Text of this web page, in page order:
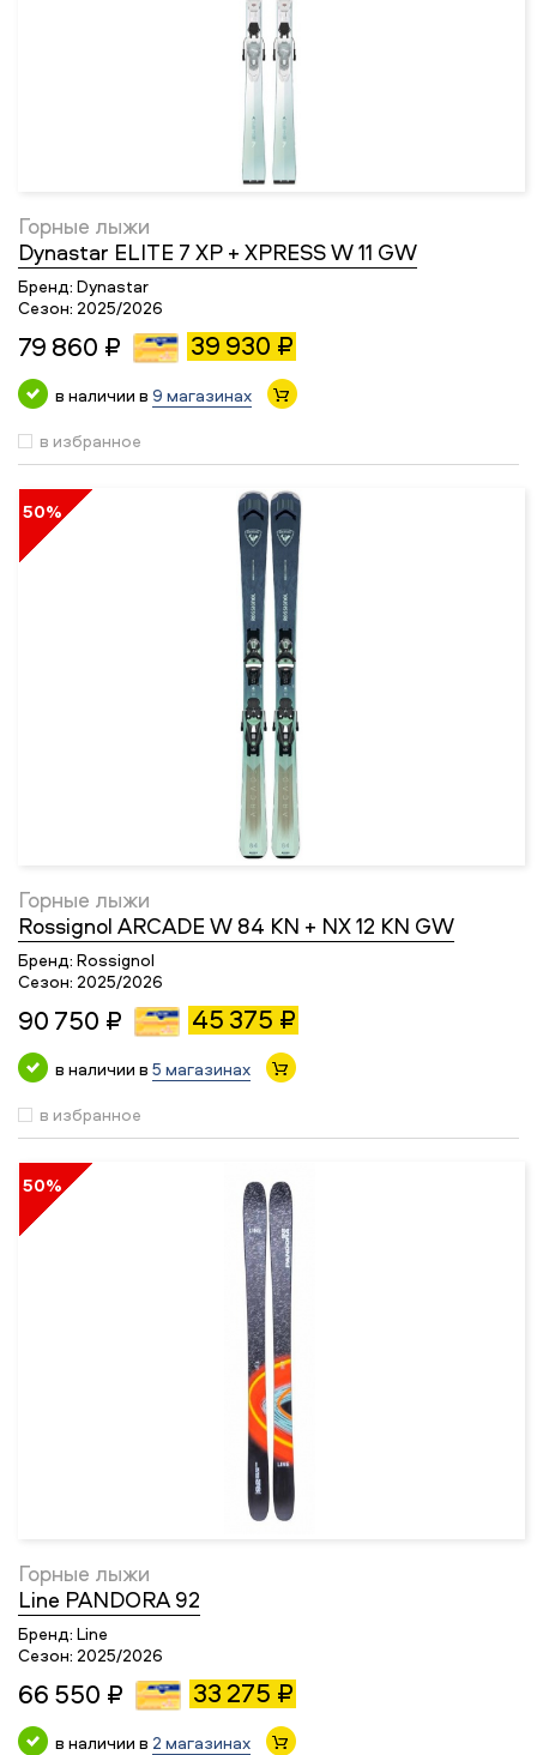
Горные лыжи
Dynastar ELITE 7 XP + XPRESS W 11 GW
Бренд: Dynastar
Сезон: 2025/2026
79 860 ₽ 39 930 ₽
в наличии в 9 магазинах
в избранное
50%
Горные лыжи
Rossignol ARCADE W 84 KN + NX 12 KN GW
Бренд: Rossignol
Сезон: 2025/2026
90 750 ₽ 45 375 ₽
в наличии в 5 магазинах
в избранное
50%
Горные лыжи
Line PANDORA 92
Бренд: Line
Сезон: 2025/2026
66 550 ₽ 33 275 ₽
в наличии в 2 магазинах